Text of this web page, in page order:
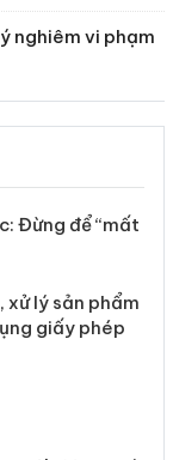
nghiêm vi phạm
Đừng để